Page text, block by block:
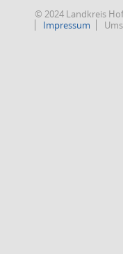
© 2024 Landkreis Hof
Impressum